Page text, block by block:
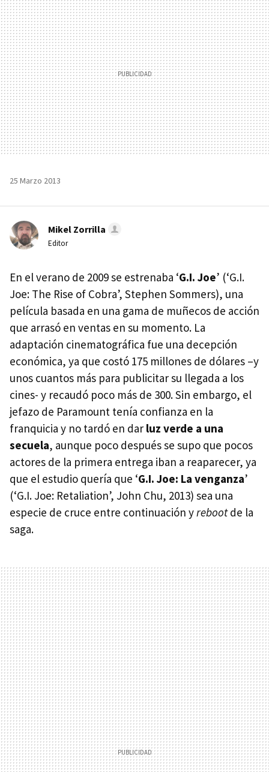
MAIL
25 Marzo 2013
Mikel Zorrilla
Editor
En el verano de 2009 se estrenaba ‘G.I. Joe’ (‘G.I.
Joe: The Rise of Cobra’, Stephen Sommers), una
película basada en una gama de muñecos de acción
que arrasó en ventas en su momento. La
adaptación cinematográfica fue una decepción
económica, ya que costó 175 millones de dólares –y
unos cuantos más para publicitar su llegada a los
cines- y recaudó poco más de 300. Sin embargo, el
jefazo de Paramount tenía confianza en la
franquicia y no tardó en dar luz verde a una
secuela, aunque poco después se supo que pocos
actores de la primera entrega iban a reaparecer, ya
que el estudio quería que ‘G.I. Joe: La venganza’
(‘G.I. Joe: Retaliation’, John Chu, 2013) sea una
especie de cruce entre continuación yrebootde la
saga.